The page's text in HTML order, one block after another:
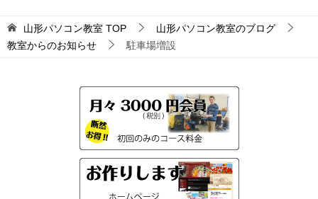
山形パソコン教室 TOP
山形パソコン教室のブログ
教室からのお知らせ
駐車場増設